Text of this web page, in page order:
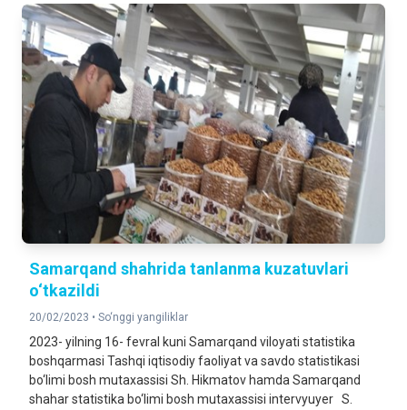
Samarqand shahrida tanlanma kuzatuvlari
o‘tkazildi
20/02/2023 • So‘nggi yangiliklar
2023- yilning 16- fevral kuni Samarqand viloyati statistika
boshqarmasi Tashqi iqtisodiy faoliyat va savdo statistikasi
bo‘limi bosh mutaxassisi Sh. Hikmatov hamda Samarqand
shahar statistika bo‘limi bosh mutaxassisi intervyuyer S.